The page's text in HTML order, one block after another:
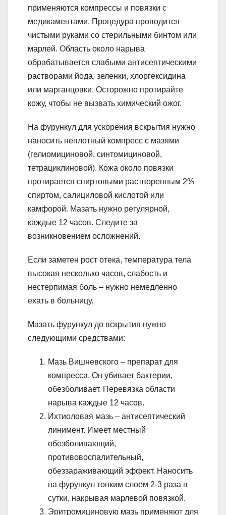
применяются компрессы и повязки с
медикаментами. Процедура проводится
чистыми руками со стерильными бинтом или
марлей. Область около нарыва
обрабатывается слабыми антисептическими
растворами йода, зеленки, хлоргексидина
или марганцовки. Осторожно протирайте
кожу, чтобы не вызвать химический ожог.
На фурункул для ускорения вскрытия нужно
наносить неплотный компресс с мазями
(гелиомициновой, синтомициновой,
тетрациклиновой). Кожа около повязки
протирается спиртовыми растворенным 2%
спиртом, салициловой кислотой или
камфорой. Мазать нужно регулярной,
каждые 12 часов. Следите за
возникновением осложнений.
Если заметен рост отека, температура тела
высокая несколько часов, слабость и
нестерпимая боль – нужно немедленно
ехать в больницу.
Мазать фурункул до вскрытия нужно
следующими средствами:
Мазь Вишневского – препарат для
компресса. Он убивает бактерии,
обезболивает. Перевязка области
нарыва каждые 12 часов.
Ихтиоловая мазь – антисептический
линимент. Имеет местный
обезболивающий,
противовоспалительный,
обеззараживающий эффект. Наносить
на фурункул тонким слоем 2-3 раза в
сутки, накрывая марлевой повязкой.
Эритромициновую мазь применяют для